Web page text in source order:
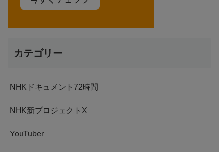
カテゴリー
NHKドキュメント72時間
NHK新プロジェクトX
YouTuber